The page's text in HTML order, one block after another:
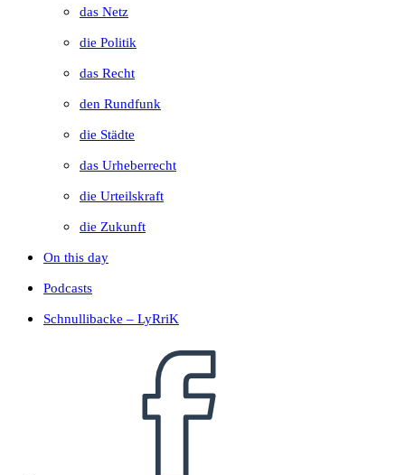
das Netz
die Politik
das Recht
den Rundfunk
die Städte
das Urheberrecht
die Urteilskraft
die Zukunft
On this day
Podcasts
Schnullibacke – LyRriK